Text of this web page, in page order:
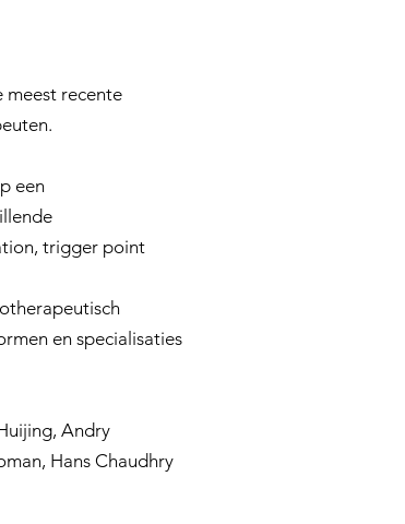
meest recente
een
trigger point
en specialisaties
Andry
Hans Chaudhry